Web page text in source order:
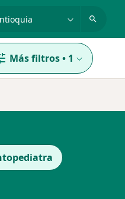
Más filtros• 1